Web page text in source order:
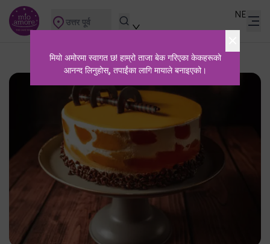
मियो अमोरमा स्वागत छ! हाम्रो ताजा बेक गरिएका केकहरूको
आनन्द लिनुहोस्, तपाईंका लागि मायाले बनाइएको।
उत्तर पूर्व
NE